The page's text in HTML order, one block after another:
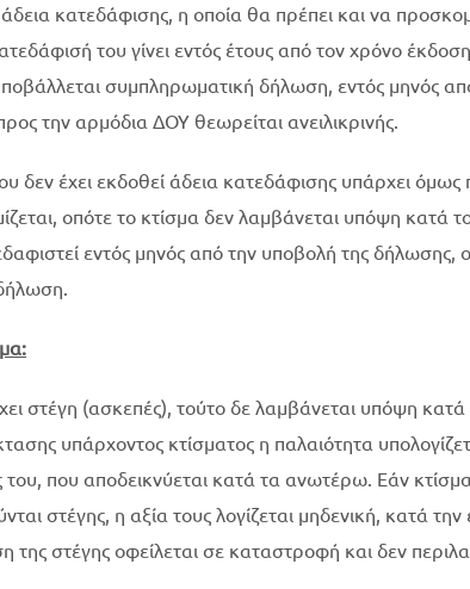
κατεδάφισης, η οποία θα πρέπει και να
του γίνει εντός έτους από τον χρόνο
συμπληρωματική δήλωση, εντός μηνός
την αρμόδια ΔΟΥ θεωρείται ανειλικρινής.
δεν έχει εκδοθεί άδεια κατεδάφισης υπάρχει
οπότε το κτίσμα δεν λαμβάνεται υπόψη κατά
εντός μηνός από την υποβολή της
στέγη (ασκεπές), τούτο δε λαμβάνεται υπόψη
υπάρχοντος κτίσματος η παλαιότητα
που αποδεικνύεται κατά τα ανωτέρω. Εάν
στέγης, η αξία τους λογίζεται μηδενική, κατά
στέγης οφείλεται σε καταστροφή και δεν